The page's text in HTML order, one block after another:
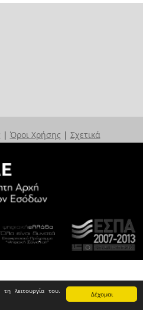
Δέχομαι
λειτουργία του.
| Όροι Χρήσης | Σχετικά